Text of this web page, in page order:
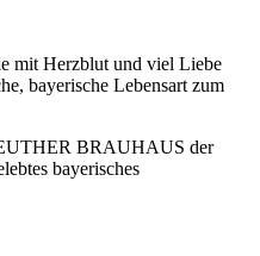
mit Herzblut und viel Liebe
bayerische Lebensart zum
BRAUHAUS der
bayerisches